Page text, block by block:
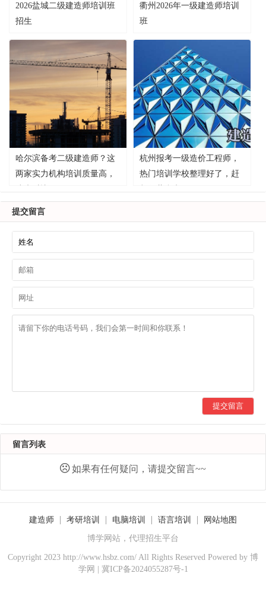
2026盐城二级建造师培训班
招生
衢州2026年一级建造师培训
班
哈尔滨备考二级建造师？这
两家实力机构培训质量高，
杭州报考一级造价工程师，
热门培训学校整理好了，赶
提交留言
提交留言
留言列表
如果有任何疑问，请提交留言~~
建造师 考研培训 电脑培训 语言培训 网站地图
博学网站，代理招生平台
Copyright 2023 http://www.hsbz.com/ All Rights Reserved Powered by 博
学网 | 冀ICP备2024055287号-1